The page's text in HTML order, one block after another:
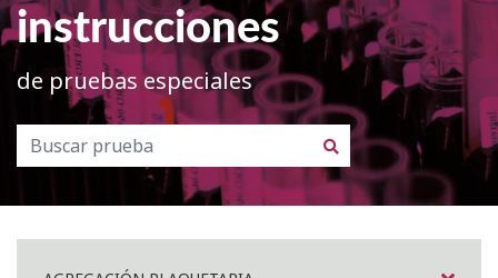
instrucciones
de pruebas especiales